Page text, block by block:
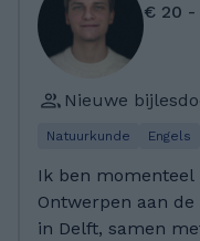
€ 20
Nieuwe
Natuurkunde Engels
Ik ben
Ontwerpen aan
in Delft, samen